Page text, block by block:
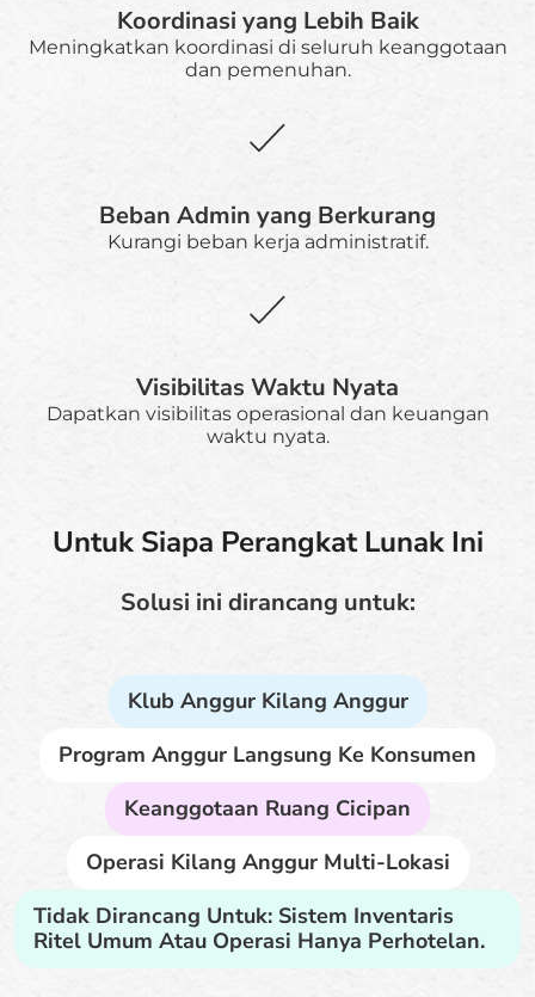
Koordinasi yang Lebih Baik
Meningkatkan koordinasi di seluruh keanggotaan
dan pemenuhan.
Beban Admin yang Berkurang
Kurangi beban kerja administratif.
Visibilitas Waktu Nyata
Dapatkan visibilitas operasional dan keuangan
waktu nyata.
Untuk Siapa Perangkat Lunak Ini
Solusi ini dirancang untuk:
Klub Anggur Kilang Anggur
Program Anggur Langsung Ke Konsumen
Keanggotaan Ruang Cicipan
Operasi Kilang Anggur Multi-Lokasi
Tidak Dirancang Untuk: Sistem Inventaris
Ritel Umum Atau Operasi Hanya Perhotelan.